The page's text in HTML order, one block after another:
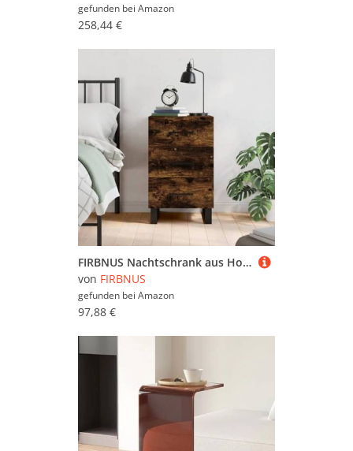
gefunden bei Amazon
258,44 €
FIRBNUS Nachtschrank aus Holzwerkstoff Aufbewahrungsmöbel Trendige Seitenschrank Klassisches Design Inneneinrichtung Räuchereiche 40x40x66 cm
von FIRBNUS
gefunden bei Amazon
97,88 €